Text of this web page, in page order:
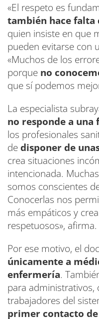
«El respeto es
también hace falta
quien insiste en que
pueden evitarse con
«Muchos de los
porque no
que sí podemos
La especialista
no responde a
los profesionales
de disponer de
crea situaciones
intencionada.
somos conscientes
Conocerlas nos
más empáticos y
respetuosos», afirma.
Por ese motivo, el
únicamente a
enfermería.
para administrativos,
trabajadores del
primer contacto